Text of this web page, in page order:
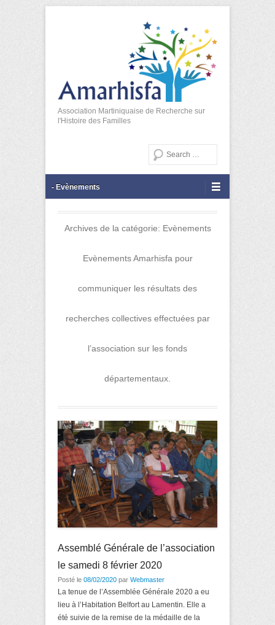
Association Martiniquaise de Recherche sur
l'Histoire des Familles
Recherche
Menu principal
Aller au contenu
- Evènements
Archives de la catégorie: Evènements
Evènements Amarhisfa pour
communiquer les résultats des
recherches collectives effectuées par
l’association sur les fonds
départementaux.
Assemblé Générale de l’association
le samedi 8 février 2020
Posté le 08/02/2020 par Webmaster
La tenue de l’Assemblée Générale 2020 a eu
lieu à l’Habitation Belfort au Lamentin. Elle a
été suivie de la remise de la médaille de la